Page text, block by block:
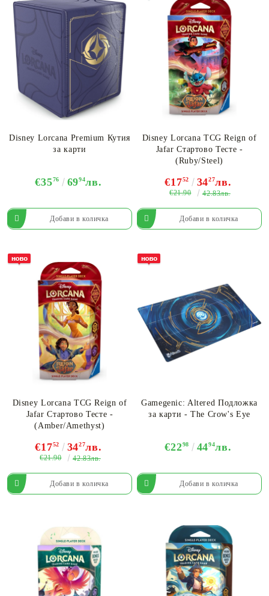
Disney Lorcana Premium Кутия
за карти
€3576 6994лв.
Disney Lorcana TCG Reign of
Jafar Стартово Тесте -
(Ruby/Steel)
€1752 3427лв.
€21.90 42.83лв.
Disney Lorcana TCG Reign of
Jafar Стартово Тесте -
(Amber/Amethyst)
€1752 3427лв.
€21.90 42.83лв.
Gamegenic: Altered Подложка
за карти - The Crow's Eye
€2298 4494лв.